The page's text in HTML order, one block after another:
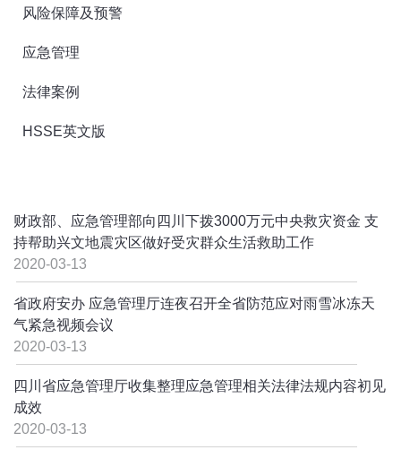
风险保障及预警
应急管理
法律案例
HSSE英文版
财政部、应急管理部向四川下拨3000万元中央救灾资金 支
持帮助兴文地震灾区做好受灾群众生活救助工作
2020-03-13
省政府安办 应急管理厅连夜召开全省防范应对雨雪冰冻天
气紧急视频会议
2020-03-13
四川省应急管理厅收集整理应急管理相关法律法规内容初见
成效
2020-03-13